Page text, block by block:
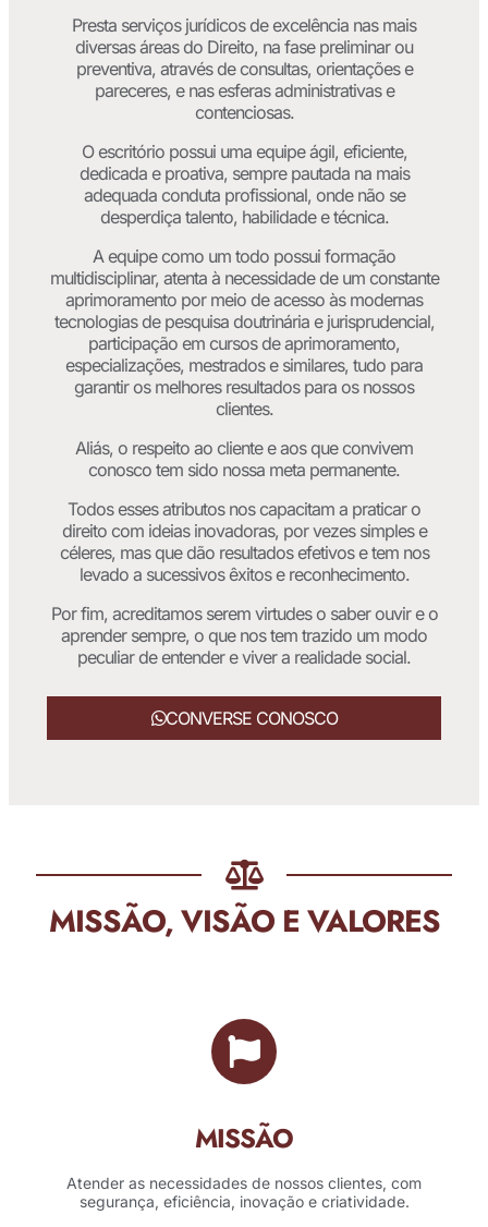
Presta serviços jurídicos de excelência nas mais
diversas áreas do Direito, na fase preliminar ou
preventiva, através de consultas, orientações e
pareceres, e nas esferas administrativas e
contenciosas.
O escritório possui uma equipe ágil, eficiente,
dedicada e proativa, sempre pautada na mais
adequada conduta profissional, onde não se
desperdiça talento, habilidade e técnica.
A equipe como um todo possui formação
multidisciplinar, atenta à necessidade de um constante
aprimoramento por meio de acesso às modernas
tecnologias de pesquisa doutrinária e jurisprudencial,
participação em cursos de aprimoramento,
especializações, mestrados e similares, tudo para
garantir os melhores resultados para os nossos
clientes.
Aliás, o respeito ao cliente e aos que convivem
conosco tem sido nossa meta permanente.
Todos esses atributos nos capacitam a praticar o
direito com ideias inovadoras, por vezes simples e
céleres, mas que dão resultados efetivos e tem nos
levado a sucessivos êxitos e reconhecimento.
Por fim, acreditamos serem virtudes o saber ouvir e o
aprender sempre, o que nos tem trazido um modo
peculiar de entender e viver a realidade social.
CONVERSE CONOSCO
MISSÃO, VISÃO E VALORES
MISSÃO
Atender as necessidades de nossos clientes, com
segurança, eficiência, inovação e criatividade.